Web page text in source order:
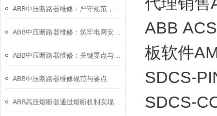
ABB中压断路器维修规范与要点
ABB
板软件
SDCS-
SDCS-